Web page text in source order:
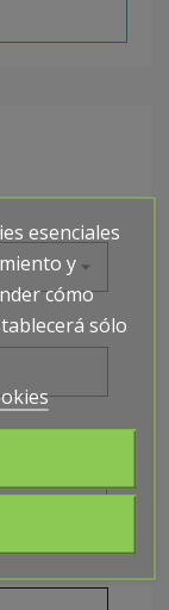
esenciales
y
cómo
sólo